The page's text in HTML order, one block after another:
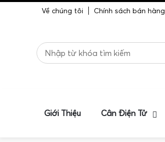
Về chúng tôi Chính sách bán hàng
Giới Thiệu Cân Điện Tử